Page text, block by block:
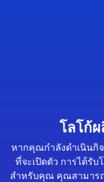
โลโก้
หากคุณกำลังดำเนินกิ
ที่จะเปิดตัว การได้รับ
สำหรับคุณ คุณสามาร